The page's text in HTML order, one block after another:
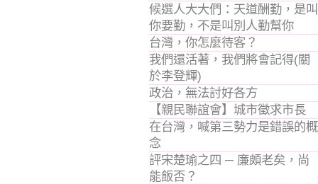
候選人大大們：天道酬勤，是叫
你要勤，不是叫別人勤幫你
台灣，你怎麼待客？
我們還活著，我們將會記得(關
於李登輝)
政治，無法討好各方
【親民聯誼會】城市徵求市長
在台灣，喊第三勢力是錯誤的概
念
評宋楚瑜之四 ─ 廉頗老矣，尚
能飯否？